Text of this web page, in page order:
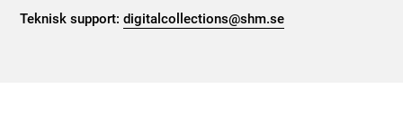
Teknisk support:digitalcollections@shm.se